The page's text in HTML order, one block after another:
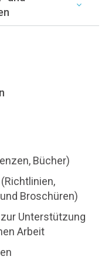
Bücher)
Broschüren)
Unterstützung
Arbeit